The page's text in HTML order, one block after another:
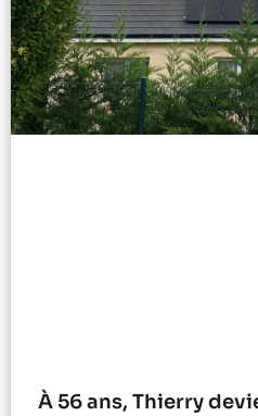
À 56 ans, Thierry